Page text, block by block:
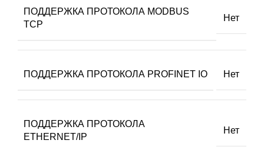
ПОДДЕРЖКА ПРОТОКОЛА MODBUS
TCP
Нет
ПОДДЕРЖКА ПРОТОКОЛА PROFINET IO Нет
ПОДДЕРЖКА ПРОТОКОЛА
ETHERNET/IP
Нет